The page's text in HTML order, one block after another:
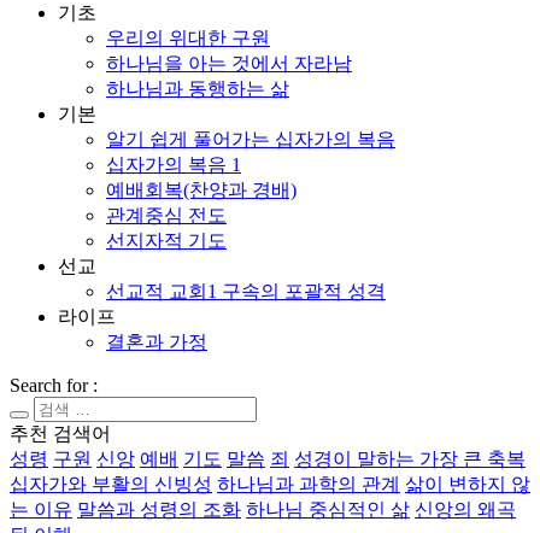
기초
우리의 위대한 구원
하나님을 아는 것에서 자라남
하나님과 동행하는 삶
기본
알기 쉽게 풀어가는 십자가의 복음
십자가의 복음 1
예배회복(찬양과 경배)
관계중심 전도
선지자적 기도
선교
선교적 교회1 구속의 포괄적 성격
라이프
결혼과 가정
Search for :
추천 검색어
성령 구원 신앙 예배 기도 말씀 죄 성경이 말하는 가장 큰 축복
십자가와 부활의 신빙성 하나님과 과학의 관계 삶이 변하지 않
는 이유 말씀과 성령의 조화 하나님 중심적인 삶 신앙의 왜곡